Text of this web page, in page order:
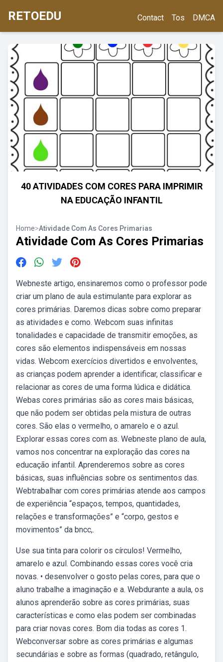
RETOEDU Contact Tos DMCA
40 ATIVIDADES COM CORES PARA IMPRIMIR
NA EDUCAÇÃO INFANTIL
Home>Atividade Com As Cores Primarias
Atividade Com As Cores Primarias
Webneste artigo, ensinaremos como o professor pode
criar um plano de aula estimulante para explorar as
cores primárias. Daremos dicas sobre como preparar
as atividades e como. Webcom suas infinitas
tonalidades e capacidade de transmitir emoções, as
cores são elementos indispensáveis em nossas
vidas. Webcom exercícios divertidos e envolventes,
as crianças podem aprender a identificar, classificar e
relacionar as cores de uma forma lúdica e didática.
Webas cores primárias são as cores mais básicas,
que não podem ser obtidas pela mistura de outras
cores. São elas o vermelho, o amarelo e o azul.
Explorar essas cores com as. Webneste plano de aula,
vamos nos concentrar na exploração das cores na
educação infantil. Aprenderemos sobre as cores
básicas, suas influências sobre os sentimentos das.
Webtrabalhar com cores primárias atende aos campos
de experiência “espaços, tempos, quantidades,
relações e transformações” e “corpo, gestos e
movimentos” da bncc,.
Use sua tinta para colorir os círculos! Vermelho,
amarelo e azul. Combinando essas cores você cria
novas. • desenvolver o gosto pelas cores, para que o
aluno trabalhe a imaginação e a. Webdurante a aula, os
alunos aprenderão sobre as cores primárias, suas
características e como elas podem ser combinadas
para criar novas cores. Bom dia todas as cores 1.
Webconversar sobre as cores primárias e algumas
secundárias e sobre as formas (quadrado, retângulo,